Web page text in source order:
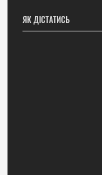
ЯК ДІСТАТИСЬ